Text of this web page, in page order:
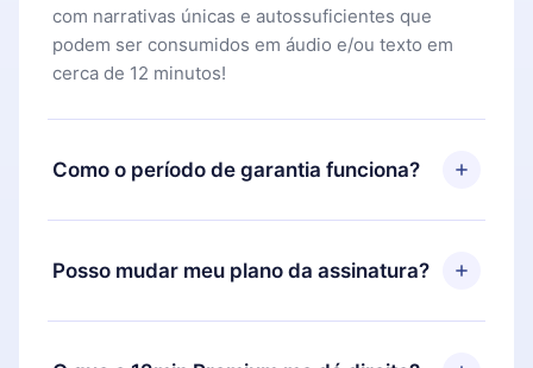
com narrativas únicas e autossuficientes que
podem ser consumidos em áudio e/ou texto em
cerca de 12 minutos!
Como o período de garantia funciona?
Você pode baixar nosso aplicativo e começar a
aproveitar nossa biblioteca. Se por algum motivo
não ficar satisfeito com nossa plataforma, basta
Posso mudar meu plano da assinatura?
Sim, mas a mudança só se aplicará a partir do
próximo período de cobrança. Por exemplo, se